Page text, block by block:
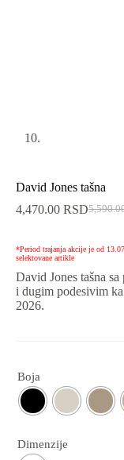
David Jones tašna
4,470.00 RSD
*Period trajanja akcije je od
selektovane artikle
David Jones tašna
i dugim podesivim
2026.
Boja
Dimenzije